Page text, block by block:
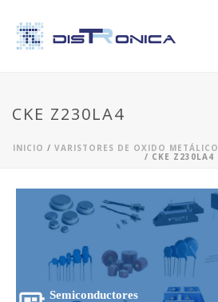
CKE Z230LA4
INICIO / VARISTORES DE OXIDO METÁLICO
/ CKE Z230LA4
Semiconductores